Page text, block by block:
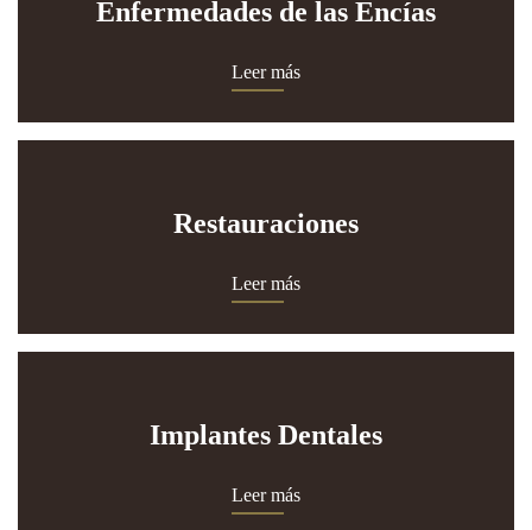
Enfermedades de las Encías
Leer más
Restauraciones
Leer más
Implantes Dentales
Leer más